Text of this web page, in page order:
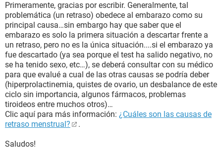
Primeramente, gracias por escribir. Generalmente, tal
problemática (un retraso) obedece al embarazo como su
principal causa…sin embargo hay que saber que el
embarazo es solo la primera situación a descartar frente a
un retraso, pero no es la única situación....si el embarazo ya
fue descartado (ya sea porque el test ha salido negativo, no
se ha tenido sexo, etc…), se deberá consultar con su médico
para que evalué a cual de las otras causas se podría deber
(hiperprolactinemia, quistes de ovario, un desbalance de este
ciclo sin importancia, algunos fármacos, problemas
tiroideos entre muchos otros)…
Clic aquí para más información: ¿Cuáles son las causas de
retraso menstrual?
.
Saludos!